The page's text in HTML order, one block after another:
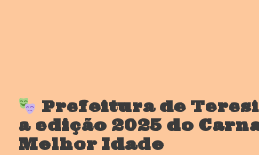
Prefeitura de
a edição 2025 do
Melhor Idade